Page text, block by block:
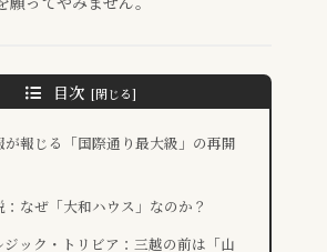
目次
報じる「国際通り最大級」の再開
なぜ「大和ハウス」なのか？
ック・トリビア：三越の前は「山